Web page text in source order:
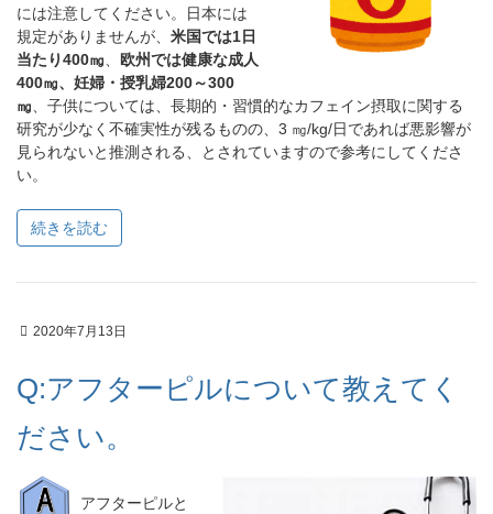
には注意してください。日本には
規定がありませんが、 米国では1日
当たり400㎎
欧州では健康な成人
400㎎、妊婦・授乳婦200～300
㎎ 、子供については、長期的・習慣的なカフェイン摂取に関する
研究が少なく不確実性が残るものの、3 ㎎/kg/日であれば悪影響が
見られないと推測される、とされていますので参考にしてくださ
い。
続きを読む
2020年7月13日
Q:アフターピルについて教えてく
ださい。
アフターピルと